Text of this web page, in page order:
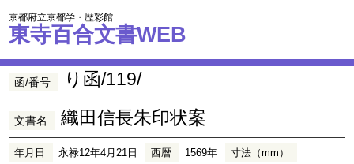
京都府立京都学・歴彩館
東寺百合文書WEB
函/番号 り函/119/
文書名 織田信長朱印状案
年月日 永禄12年4月21日 西暦 1569年
寸法（mm）